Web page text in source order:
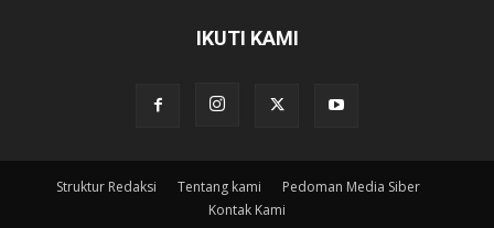
IKUTI KAMI
Struktur Redaksi Tentang kami
Pedoman Media Siber
Kontak Kami